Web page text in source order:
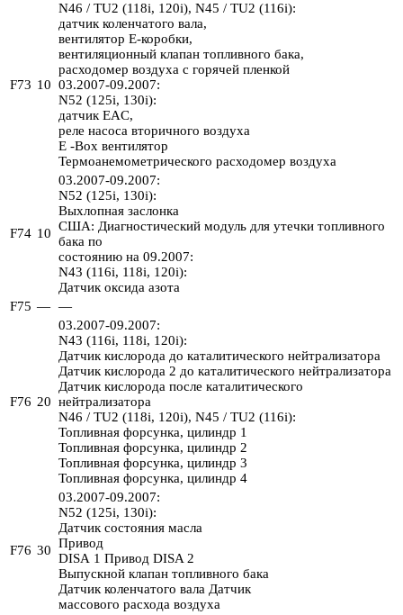
F73 10
N46 / TU2 (118i, 120i), N45 / TU2 (116i):
датчик коленчатого вала,
вентилятор E-коробки,
вентиляционный клапан топливного бака,
расходомер воздуха с горячей пленкой
03.2007-09.2007:
N52 (125i, 130i):
датчик EAC,
реле насоса вторичного воздуха
E -Box вентилятор
Термоанемометрического расходомер воздуха
F74 10
03.2007-09.2007:
N52 (125i, 130i):
Выхлопная заслонка
США: Диагностический модуль для утечки топливного
бака по
состоянию на 09.2007:
N43 (116i, 118i, 120i):
Датчик оксида азота
F75 — —
F76 20
03.2007-09.2007:
N43 (116i, 118i, 120i):
Датчик кислорода до каталитического нейтрализатора
Датчик кислорода 2 до каталитического нейтрализатора
Датчик кислорода после каталитического
нейтрализатора
N46 / TU2 (118i, 120i), N45 / TU2 (116i):
Топливная форсунка, цилиндр 1
Топливная форсунка, цилиндр 2
Топливная форсунка, цилиндр 3
Топливная форсунка, цилиндр 4
F76 30
03.2007-09.2007:
N52 (125i, 130i):
Датчик состояния масла
Привод
DISA 1 Привод DISA 2
Выпускной клапан топливного бака
Датчик коленчатого вала Датчик
массового расхода воздуха